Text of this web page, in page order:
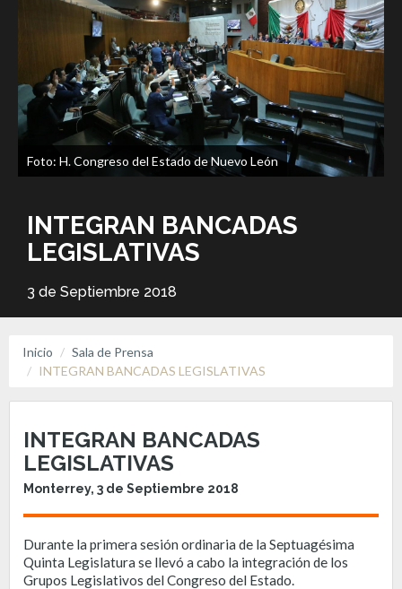
Foto: H. Congreso del Estado de Nuevo León
INTEGRAN BANCADAS
LEGISLATIVAS
3 de Septiembre 2018
Inicio
Sala de Prensa
INTEGRAN BANCADAS LEGISLATIVAS
INTEGRAN BANCADAS
LEGISLATIVAS
Monterrey, 3 de Septiembre 2018
Durante la primera sesión ordinaria de la Septuagésima
Quinta Legislatura se llevó a cabo la integración de los
Grupos Legislativos del Congreso del Estado.